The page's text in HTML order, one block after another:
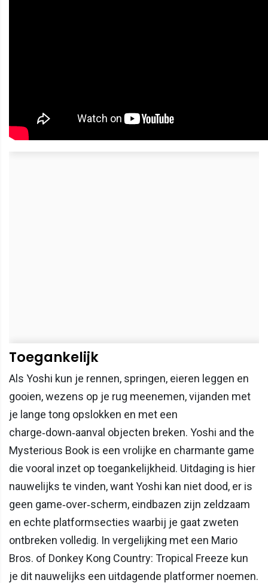
Toegankelijk
Als Yoshi kun je rennen, springen, eieren leggen en
gooien, wezens op je rug meenemen, vijanden met
je lange tong opslokken en met een
charge‑down‑aanval objecten breken. Yoshi and the
Mysterious Book is een vrolijke en charmante game
die vooral inzet op toegankelijkheid. Uitdaging is hier
nauwelijks te vinden, want Yoshi kan niet dood, er is
geen game‑over‑scherm, eindbazen zijn zeldzaam
en echte platformsecties waarbij je gaat zweten
ontbreken volledig. In vergelijking met een Mario
Bros. of Donkey Kong Country: Tropical Freeze kun
je dit nauwelijks een uitdagende platformer noemen.